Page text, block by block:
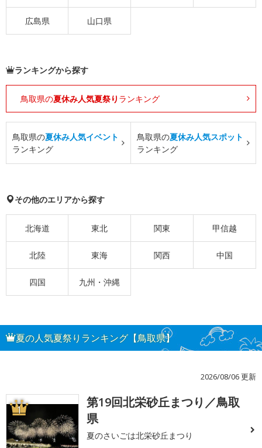
広島県 山口県
ランキングから探す
鳥取県の夏休み人気夏祭り ランキング
鳥取県の夏休み人気イベント
ランキング
鳥取県の夏休み人気スポット
ランキング
その他のエリアから探す
北海道 東北 関東 甲信越
北陸 東海 関西 中国
四国 九州・沖縄
夏の人気夏祭りランキング【鳥取県】
2026/08/06 更新
1
第19回北栄砂丘まつり／鳥取
県
夏のさいごは北栄砂丘まつり